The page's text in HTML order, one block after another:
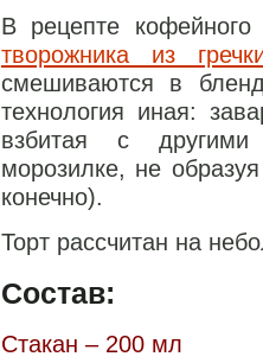
В рецепте
творожника из
смешиваются в
технология иная:
взбитая с другими
морозилке, не
конечно).
Торт рассчитан на
Состав:
Стакан – 200 мл